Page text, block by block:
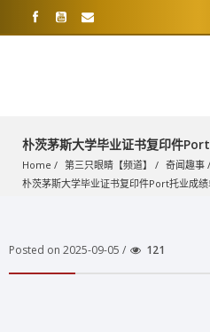
朴茨茅斯大学毕业证书复印件
Home 第三只眼睛【频道】
奇闻趣事
朴茨茅斯大学毕业证书复印件Port托业成
Posted on 2025-09-05 / 121